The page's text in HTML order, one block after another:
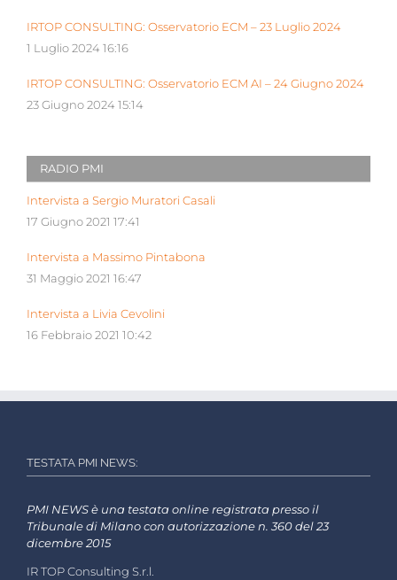
IRTOP CONSULTING: Osservatorio ECM – 23 Luglio 2024
1 Luglio 2024 16:16
IRTOP CONSULTING: Osservatorio ECM AI – 24 Giugno 2024
23 Giugno 2024 15:14
RADIO PMI
Intervista a Sergio Muratori Casali
17 Giugno 2021 17:41
Intervista a Massimo Pintabona
31 Maggio 2021 16:47
Intervista a Livia Cevolini
16 Febbraio 2021 10:42
TESTATA PMI NEWS:
PMI NEWS è una testata online registrata presso il
Tribunale di Milano con autorizzazione n. 360 del 23
dicembre 2015
IR TOP Consulting S.r.l.